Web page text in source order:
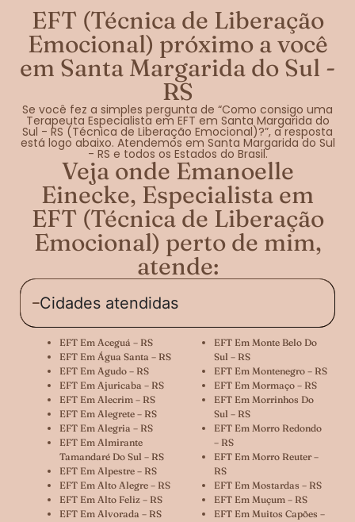
EFT (Técnica de Liberação
Emocional) próximo a você
em Santa Margarida do Sul -
RS
Se você fez a simples pergunta de “Como consigo uma
Terapeuta Especialista em EFT em Santa Margarida do
Sul - RS (Técnica de Liberação Emocional)?”, a resposta
está logo abaixo. Atendemos em Santa Margarida do Sul
- RS e todos os Estados do Brasil.
Veja onde Emanoelle
Einecke, Especialista em
EFT (Técnica de Liberação
Emocional) perto de mim,
atende:
Cidades atendidas
EFT Em Aceguá – RS
EFT Em Água Santa – RS
EFT Em Agudo – RS
EFT Em Ajuricaba – RS
EFT Em Alecrim – RS
EFT Em Alegrete – RS
EFT Em Alegria – RS
EFT Em Almirante
Tamandaré Do Sul – RS
EFT Em Alpestre – RS
EFT Em Alto Alegre – RS
EFT Em Alto Feliz – RS
EFT Em Alvorada – RS
EFT Em Monte Belo Do
Sul – RS
EFT Em Montenegro – RS
EFT Em Mormaço – RS
EFT Em Morrinhos Do
Sul – RS
EFT Em Morro Redondo
– RS
EFT Em Morro Reuter –
RS
EFT Em Mostardas – RS
EFT Em Muçum – RS
EFT Em Muitos Capões –